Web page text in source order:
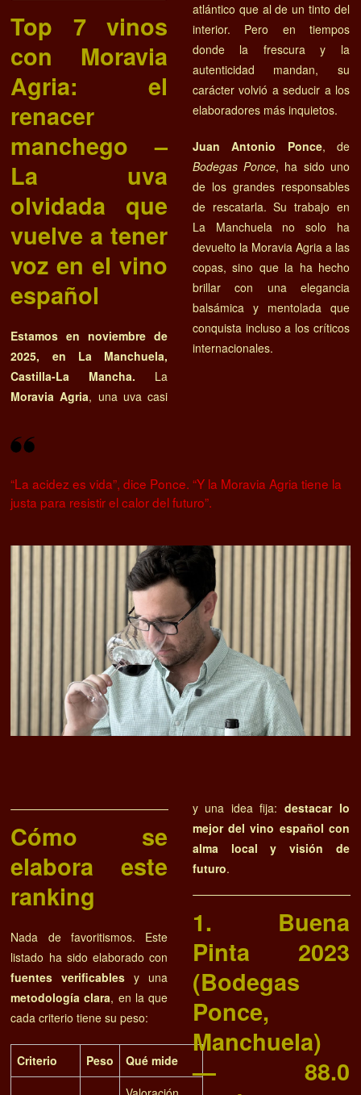
Top 7 vinos
con Moravia
Agria: el
renacer
manchego –
La uva
olvidada que
vuelve a tener
voz en el vino
español
Estamos en noviembre de
2025, en La Manchuela,
Castilla-La Mancha. La
Moravia Agria, una uva casi
atlántico que al de un tinto del
interior. Pero en tiempos
donde la frescura y la
autenticidad mandan, su
carácter volvió a seducir a los
elaboradores más inquietos.
Juan Antonio Ponce, de
Bodegas Ponce, ha sido uno
de los grandes responsables
de rescatarla. Su trabajo en
La Manchuela no solo ha
devuelto la Moravia Agria a las
copas, sino que la ha hecho
brillar con una elegancia
balsámica y mentolada que
conquista incluso a los críticos
internacionales.
“La acidez es vida”, dice Ponce. “Y la Moravia Agria tiene la
justa para resistir el calor del futuro”.
Cómo se
elabora este
ranking
Nada de favoritismos. Este
listado ha sido elaborado con
fuentes verificables y una
metodología clara, en la que
cada criterio tiene su peso:
Criterio Peso Qué mide
y una idea fija: destacar lo
mejor del vino español con
alma local y visión de
futuro.
1. Buena
Pinta 2023
(Bodegas
Ponce,
Manchuela)
— 88.0